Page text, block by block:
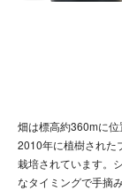
畑は標高約360mに位
2010年に植樹された
栽培されています。
なタイミングで手摘